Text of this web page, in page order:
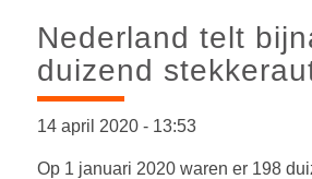
Nederland telt
duizend
14 april 2020 -13:53
Op 1 januari 2020 waren er 198